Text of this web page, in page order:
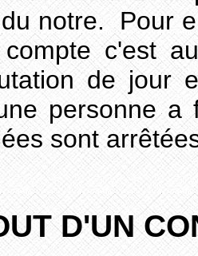
notre.
Pour
c'est
de jour
personne
sont
D'UN